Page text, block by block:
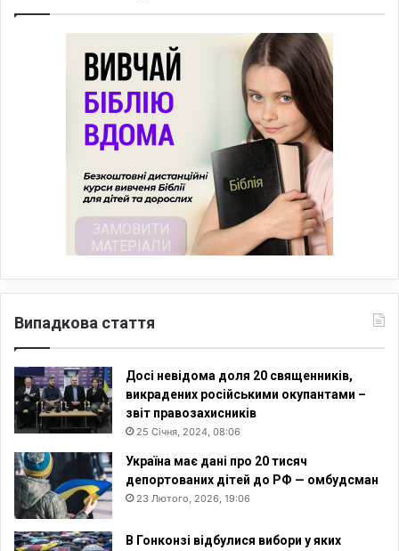
Випадкова стаття
Досі невідома доля 20 священників,
викрадених російськими окупантами –
звіт правозахисників
25 Січня, 2024, 08:06
Україна має дані про 20 тисяч
депортованих дітей до РФ — омбудсман
23 Лютого, 2026, 19:06
В Гонконзі відбулися вибори у яких